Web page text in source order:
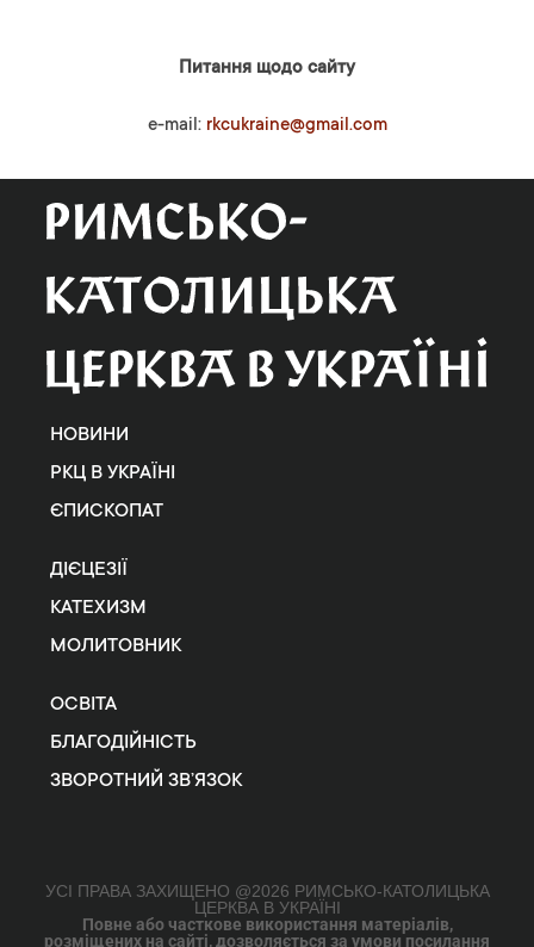
Питання щодо сайту
e-mail: rkcukraine@gmail.com
НОВИНИ
РКЦ В УКРАЇНІ
ЄПИСКОПАТ
ДІЄЦЕЗІЇ
КАТЕХИЗМ
МОЛИТОВНИК
ОСВІТА
БЛАГОДІЙНІСТЬ
ЗВОРОТНИЙ ЗВ’ЯЗОК
УСІ ПРАВА ЗАХИЩЕНО @2026 РИМСЬКО-КАТОЛИЦЬКА
ЦЕРКВА В УКРАЇНІ
Повне або часткове використання матеріалів,
розміщених на сайті, дозволяється за умови посилання